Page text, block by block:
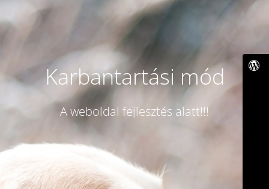
Karbantartási mód
A weboldal fejlesztés alatt!!!